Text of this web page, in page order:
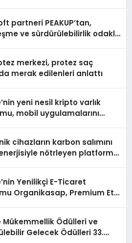
partneri PEAKUP’tan,
ve sürdürülebilirlik odaklı
merkezi, protez saç
merak edilenleri anlattı
yeni nesil kripto varlık
mobil uygulamalarını
cihazların karbon salımını
nötrleyen platform
Yenilikçi E-Ticaret
Organikasap, Premium Et
Mükemmellik Ödülleri ve
Gelecek Ödülleri 33.